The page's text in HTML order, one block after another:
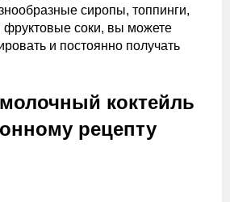
сиропы, топпинги,
фруктовые соки, вы можете
и постоянно получать
коктейль
рецепту